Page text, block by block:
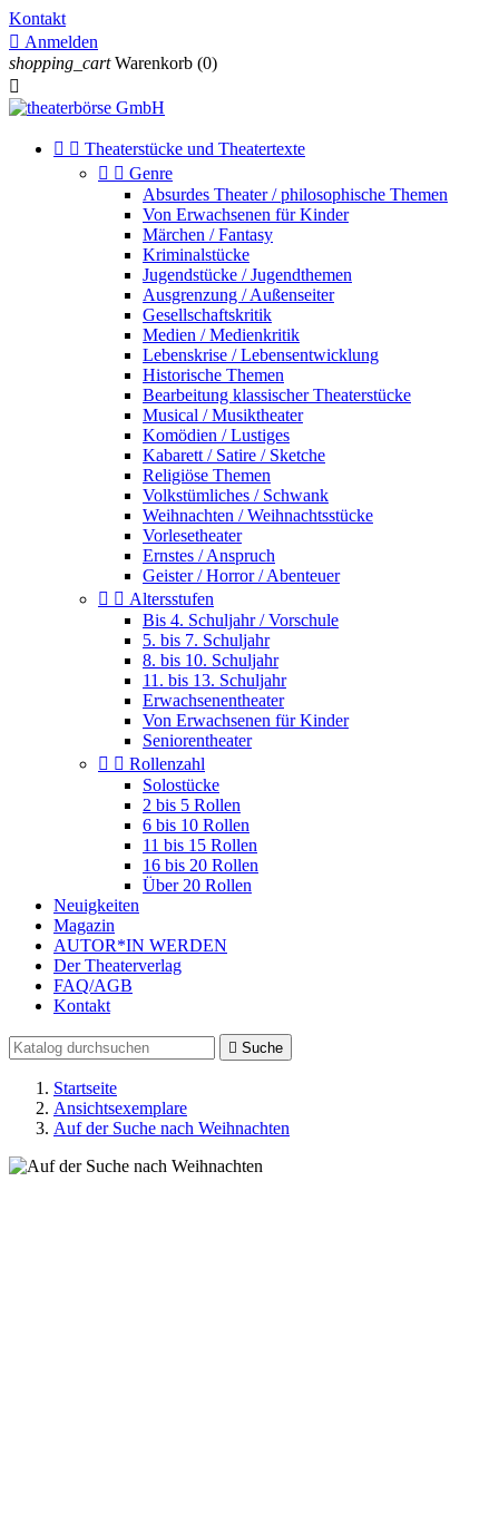
Kontakt
 Anmelden
shopping_cart Warenkorb (0)

  Theaterstücke und Theatertexte
  Genre
Absurdes Theater / philosophische Themen
Von Erwachsenen für Kinder
Märchen / Fantasy
Kriminalstücke
Jugendstücke / Jugendthemen
Ausgrenzung / Außenseiter
Gesellschaftskritik
Medien / Medienkritik
Lebenskrise / Lebensentwicklung
Historische Themen
Bearbeitung klassischer Theaterstücke
Musical / Musiktheater
Komödien / Lustiges
Kabarett / Satire / Sketche
Religiöse Themen
Volkstümliches / Schwank
Weihnachten / Weihnachtsstücke
Vorlesetheater
Ernstes / Anspruch
Geister / Horror / Abenteuer
  Altersstufen
Bis 4. Schuljahr / Vorschule
5. bis 7. Schuljahr
8. bis 10. Schuljahr
11. bis 13. Schuljahr
Erwachsenentheater
Von Erwachsenen für Kinder
Seniorentheater
  Rollenzahl
Solostücke
2 bis 5 Rollen
6 bis 10 Rollen
11 bis 15 Rollen
16 bis 20 Rollen
Über 20 Rollen
Neuigkeiten
Magazin
AUTOR*IN WERDEN
Der Theaterverlag
FAQ/AGB
Kontakt
 Suche
Startseite
Ansichtsexemplare
Auf der Suche nach Weihnachten